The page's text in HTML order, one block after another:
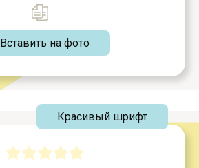
Вставить на фото
Красивый шрифт